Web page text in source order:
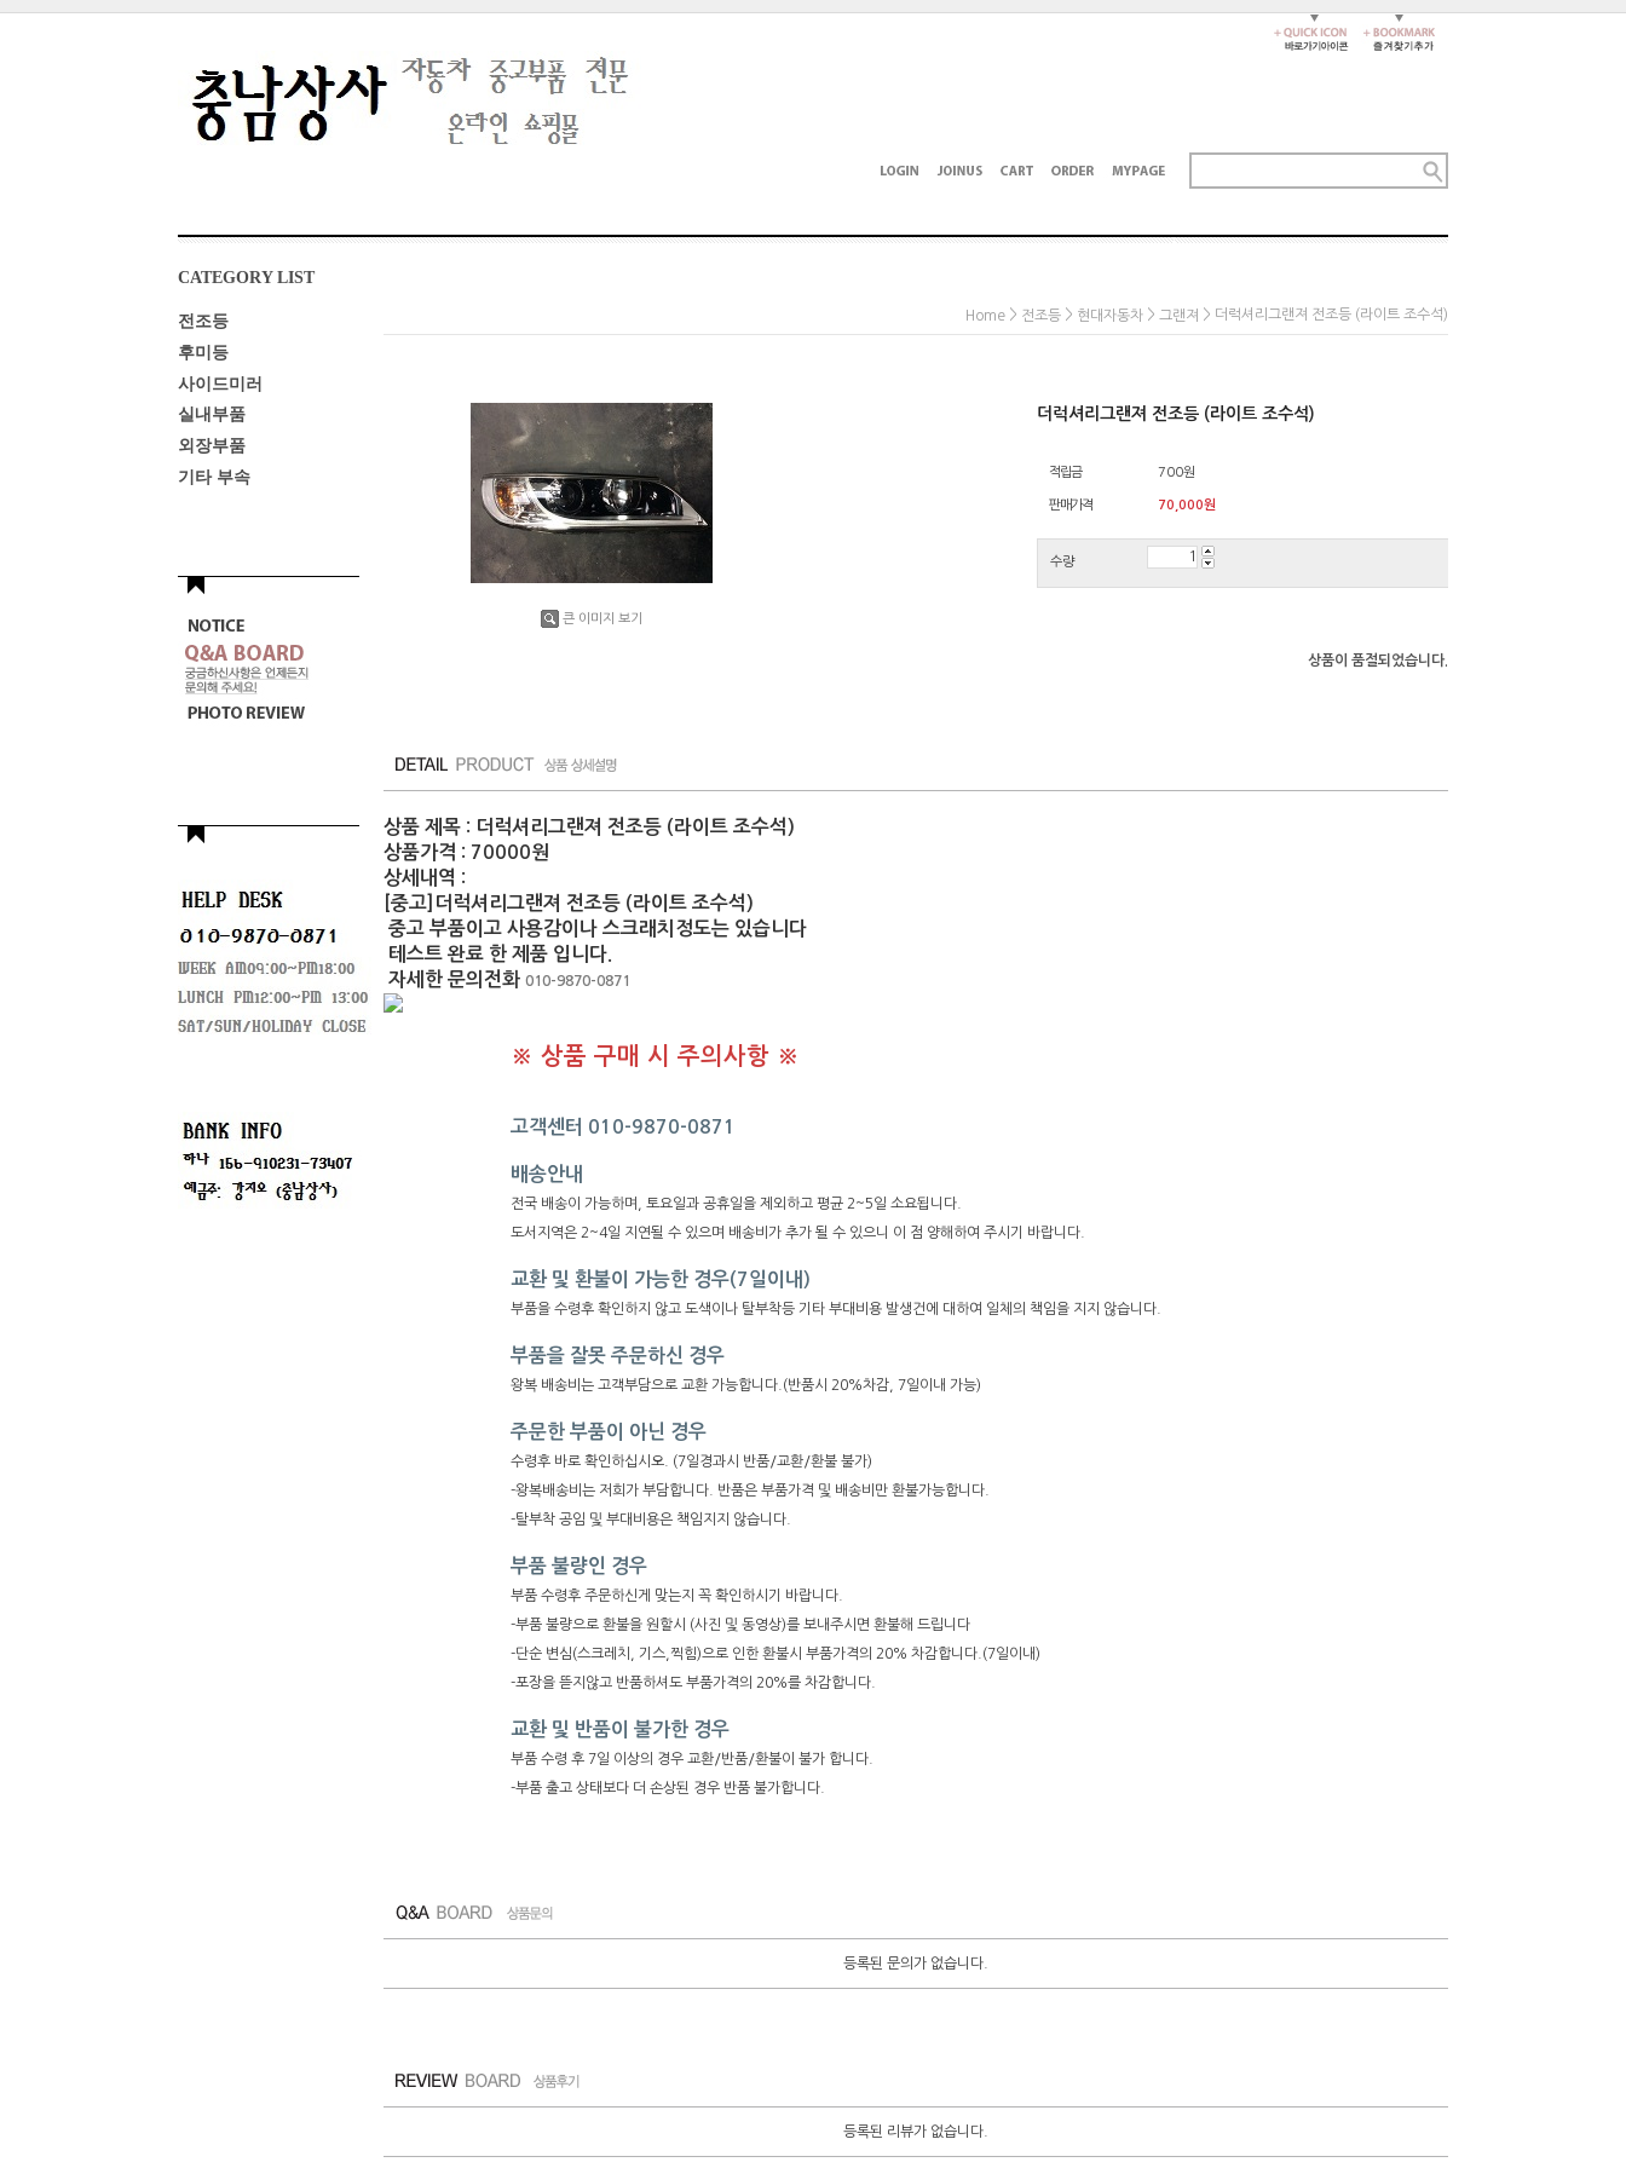
CATEGORY LIST
전조등
후미등
사이드미러
실내부품
외장부품
기타 부속
Home > 전조등 > 현대자동차 > 그랜져 > 더럭셔리그랜져 전조등 (라이트 조수석)
큰 이미지 보기
더럭셔리그랜져 전조등 (라이트 조수석)
적립금 700원
판매가격 70,000원
수량
상품이 품절되었습니다.
상품 제목 : 더럭셔리그랜져 전조등 (라이트 조수석)
상품가격 : 70000원
상세내역 :
[중고]더럭셔리그랜져 전조등 (라이트 조수석)
중고 부품이고 사용감이나 스크래치정도는 있습니다
테스트 완료 한 제품 입니다.
자세한 문의전화 010-9870-0871
※ 상품 구매 시 주의사항 ※
고객센터 010-9870-0871
배송안내
전국 배송이 가능하며, 토요일과 공휴일을 제외하고 평균 2~5일 소요됩니다.
도서지역은 2~4일 지연될 수 있으며 배송비가 추가 될 수 있으니 이 점 양해하여 주시기 바랍니다.
교환 및 환불이 가능한 경우(7일이내)
부품을 수령후 확인하지 않고 도색이나 탈부착등 기타 부대비용 발생건에 대하여 일체의 책임을 지지 않습니다.
부품을 잘못 주문하신 경우
왕복 배송비는 고객부담으로 교환 가능합니다.(반품시 20%차감, 7일이내 가능)
주문한 부품이 아닌 경우
수령후 바로 확인하십시오. (7일경과시 반품/교환/환불 불가)
-왕복배송비는 저희가 부담합니다. 반품은 부품가격 및 배송비만 환불가능합니다.
-탈부착 공임 및 부대비용은 책임지지 않습니다.
부품 불량인 경우
부품 수령후 주문하신게 맞는지 꼭 확인하시기 바랍니다.
-부품 불량으로 환불을 원할시 (사진 및 동영상)를 보내주시면 환불해 드립니다
-단순 변심(스크레치, 기스,찍힘)으로 인한 환불시 부품가격의 20% 차감합니다.(7일이내)
-포장을 뜯지않고 반품하셔도 부품가격의 20%를 차감합니다.
교환 및 반품이 불가한 경우
부품 수령 후 7일 이상의 경우 교환/반품/환불이 불가 합니다.
-부품 출고 상태보다 더 손상된 경우 반품 불가합니다.
등록된 문의가 없습니다.
등록된 리뷰가 없습니다.